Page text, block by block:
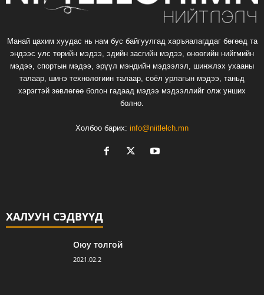
Манай цахим хуудас нь нам бус байгуулгад харъяалагддаг бөгөөд та
эндээс улс төрийн мэдээ, эдийн засгийн мэдээ, өнөөгийн нийгмийн
мэдээ, спортын мэдээ, эрүүл мэндийн мэдээлэл, шинжлэх ухааны
талаар, шинэ технологиин талаар, соёл урлагын мэдээ, таньд
хэрэгтэй зөвлөгөө болон гадаад мэдээ мэдээллийг олж унших
болно.
Холбоо барих: info@niitlelch.mn
ХАЛУУН СЭДВҮҮД
Оюу толгой
2021.02.2